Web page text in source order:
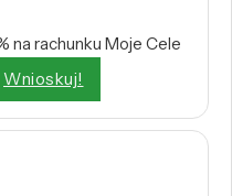
na rachunku Moje Cele
Wnioskuj!